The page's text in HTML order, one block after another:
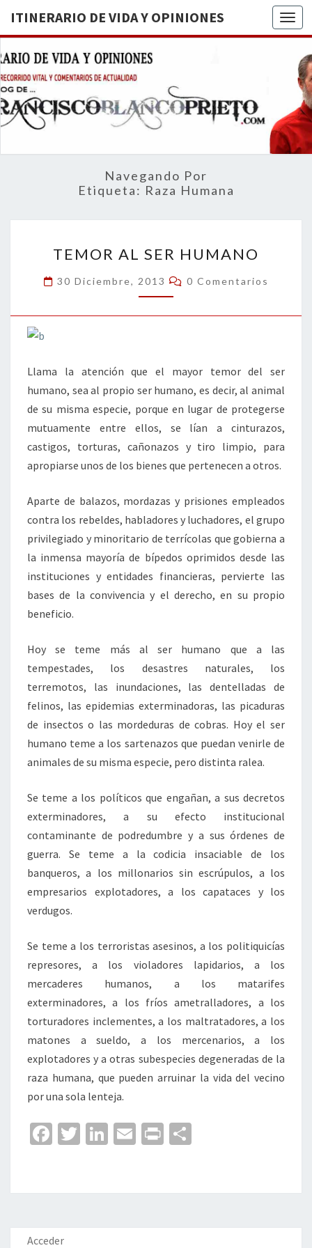
ITINERARIO DE VIDA Y OPINIONES
DE
BREVE
RECORRIDO
VITAL Y
ACTUALIDAD
Navegando Por
Etiqueta: Raza Humana
AL
SER
HUMANO
TEMOR AL SER HUMANO
30 Diciembre, 2013 Comentarios
0 Comentarios
Llama la atención que el mayor temor del ser
humano, sea al propio ser humano, es decir, al animal
de su misma especie, porque en lugar de protegerse
mutuamente entre ellos, se lían a cinturazos,
castigos, torturas, cañonazos y tiro limpio, para
apropiarse unos de los bienes que pertenecen a otros.
Aparte de balazos, mordazas y prisiones empleados
contra los rebeldes, habladores y luchadores, el grupo
privilegiado y minoritario de terrícolas que gobierna a
la inmensa mayoría de bípedos oprimidos desde las
instituciones y entidades financieras, pervierte las
bases de la convivencia y el derecho, en su propio
beneficio.
Hoy se teme más al ser humano que a las
tempestades, los desastres naturales, los
terremotos, las inundaciones, las dentelladas de
felinos, las epidemias exterminadoras, las picaduras
de insectos o las mordeduras de cobras. Hoy el ser
humano teme a los sartenazos que puedan venirle de
animales de su misma especie, pero distinta ralea.
Se teme a los políticos que engañan, a sus decretos
exterminadores, a su efecto institucional
contaminante de podredumbre y a sus órdenes de
guerra. Se teme a la codicia insaciable de los
banqueros, a los millonarios sin escrúpulos, a los
empresarios explotadores, a los capataces y los
verdugos.
Se teme a los terroristas asesinos, a los politiquicías
represores, a los violadores lapidarios, a los
mercaderes humanos, a los matarifes
exterminadores, a los fríos ametralladores, a los
torturadores inclementes, a los maltratadores, a los
matones a sueldo, a los mercenarios, a los
explotadores y a otras subespecies degeneradas de la
raza humana, que pueden arruinar la vida del vecino
por una sola lenteja.
Fa
o
o
T
er
Li
dI
n
E
l
Pr
p
ar
Acceder